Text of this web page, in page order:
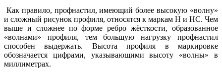
Как правило, профнастил, имеющий более высокую «волну»
и сложный рисунок профиля, относятся к маркам Н и НС. Чем
выше и сложнее по форме ребро жёсткости, образованное
«волнами» профиля, тем большую нагрузку профнастил
способен выдержать. Высота профиля в маркировке
обозначается цифрами, указывающими высоту «волны» в
миллиметрах.